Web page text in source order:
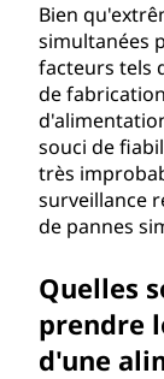
Bien
simultanées
facteurs tels
de
souci de
très
surveillance
de pannes
Quelles
prendre
d'une